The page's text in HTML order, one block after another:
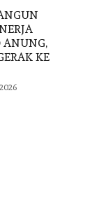
ANUNG,
KE